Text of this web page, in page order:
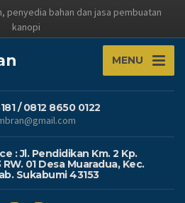
penyedia bahan dan jasa pembuatan
kanopi
MENU
/ 0812 8650 0122
: Jl. Pendidikan Km. 2 Kp.
01 Desa Muaradua, Kec.
Sukabumi 43153